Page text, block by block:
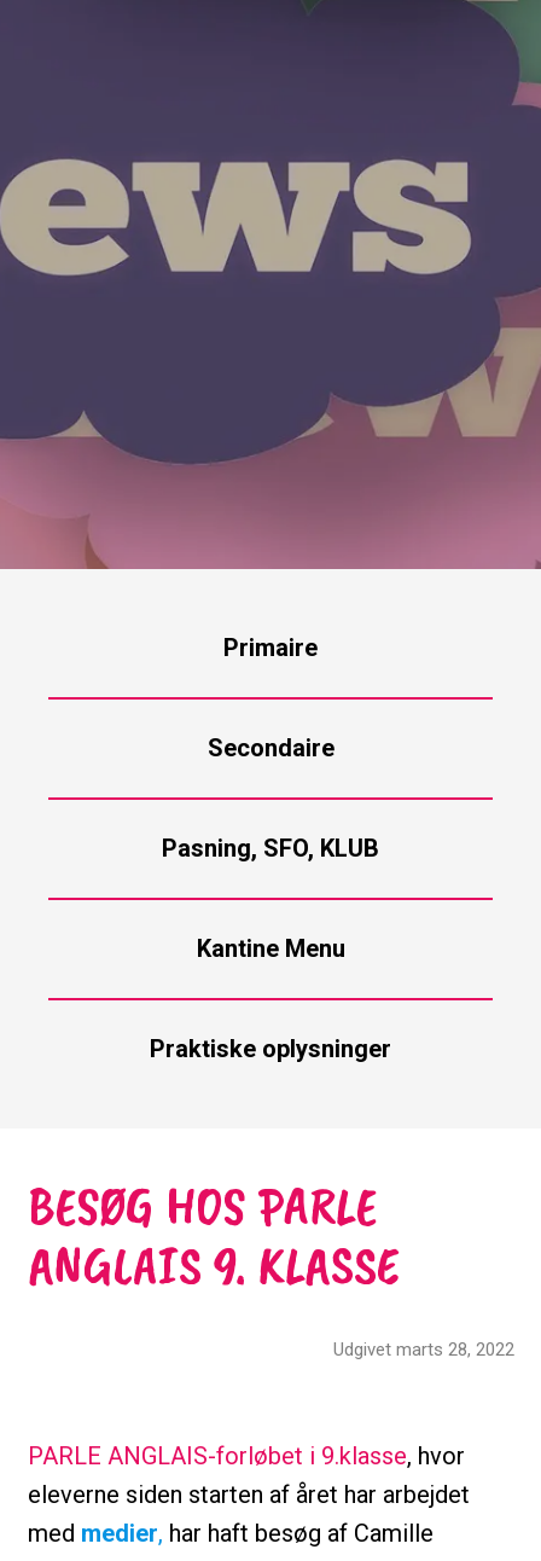
Primaire
Secondaire
Pasning, SFO, KLUB
Kantine Menu
Praktiske oplysninger
BESØG HOS PARLE
ANGLAIS 9. KLASSE
Udgivet marts 28, 2022
PARLE ANGLAIS-forløbet i 9.klasse, hvor
eleverne siden starten af året har arbejdet
med medier, har haft besøg af Camille